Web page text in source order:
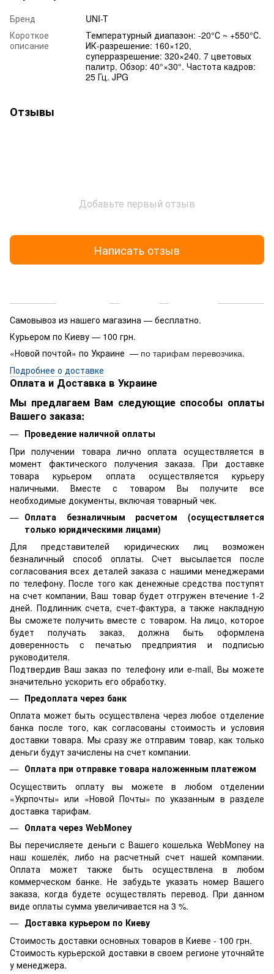
Бренд
UNI-T
Короткое
описание
Температурный диапазон: -20°С ~ +550°С.
ИК-разрешение: 160×120,
суперразрешение: 320×240. 7 цветовых
палитр. Обзор: 40°×30°. Частота кадров:
25 Гц. JPG
Отзывы
Добавьте первый отзыв
Написать отзыв
Самовывоз из нашего магазина — бесплатно.
Курьером по Киеву — 100 грн.
«Новой почтой» по Украине — по тарифам перевозчика.
Подробнее о доставке
Оплата и Доставка в Украине
Мы предлагаем Вам следующие способы оплаты
Вашего заказа:
Проведение наличной оплаты
При получении товара лично оплата осуществляется в
момент фактического получения заказа. При доставке
товара курьером оплата осуществляется курьеру
наличными. Вместе с товаром Вы получите все
необходимые документы, включая товарный чек.
Оплата безналичным расчетом (осуществляется
только юридическими лицами)
Для представителей юридических лиц возможен
безналичный способ оплаты. Счет высылается после
согласования всех деталей заказа с нашими менеджерами
по телефону. После того как денежные средства поступят
на счет компании, Ваш товар будет отгружен втечение 1-2
дней. Подлинник счета, счет-фактура, а также накладную
Вы сможете получить вместе с товаром. На лицо, которое
будет получать заказ, должна быть оформлена
доверенность с печатью предприятия и подписью
руководителя.
Подтвердив Ваш заказ по телефону или e-mail, Вы можете
значительно ускорить его обработку.
Предоплата через банк
Оплата может быть осуществлена через любое отделение
банка после того, как согласованы стоимость и условия
доставки товара. Мы сразу же отправим товар, как только
деньги будут зачислены на счет компании.
Оплата при отправке товара наложенным платежом
Осуществить оплату вы можете в любом отделении
«Укрпочты» или «Новой Почты» по указанным в разделе
доставка тарифам.
Оплата через WebMoney
Вы перечисляете деньги с Вашего кошелька WebMoney на
наш кошелёк, либо на расчетный счет нашей компании.
Оплата может также быть осуществлена в любом
коммерческом банке. Не забудьте указать номер Вашего
заказа, когда будете осуществлять перевод. При данном
виде оплаты сумма увеличивается на 3 %.
Доставка курьером по Киеву
Стоимость доставки основных товаров в Киеве - 100 грн.
Стоимость курьерской доставки в своем регионе уточняйте
у менеджера.